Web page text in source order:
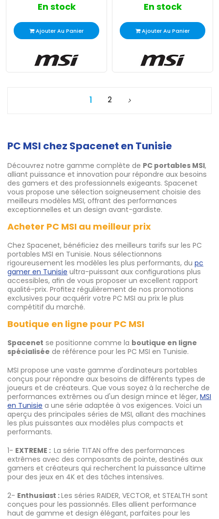
En stock
Ajouter Au Panier
En stock
Ajouter Au Panier
1 2
PC MSI chez Spacenet en Tunisie
Découvrez notre gamme complète de PC portables MSI,
alliant puissance et innovation pour répondre aux besoins
des gamers et des professionnels exigeants. Spacenet
vous propose une sélection soigneusement choisie des
meilleurs modèles MSI, offrant des performances
exceptionnelles et un design avant-gardiste.
Acheter PC MSI au meilleur prix
Chez Spacenet, bénéficiez des meilleurs tarifs sur les PC
portables MSI en Tunisie. Nous sélectionnons
rigoureusement les modèles les plus performants, du pc
gamer en Tunisie ultra-puissant aux configurations plus
accessibles, afin de vous proposer un excellent rapport
qualité-prix. Profitez régulièrement de nos promotions
exclusives pour acquérir votre PC MSI au prix le plus
compétitif du marché.
Boutique en ligne pour PC MSI
Spacenet se positionne comme la boutique en ligne
spécialisée de référence pour les PC MSI en Tunisie.
MSI propose une vaste gamme d'ordinateurs portables
conçus pour répondre aux besoins de différents types de
joueurs et de créateurs. Que vous soyez à la recherche de
performances extrêmes ou d'un design mince et léger, MSI
en Tunisie a une série adaptée à vos exigences. Voici un
aperçu des principales séries de MSI, allant des machines
les plus puissantes aux modèles plus compacts et
performants.
1- EXTREME : La série TITAN offre des performances
extrêmes avec des composants de pointe, destinés aux
gamers et créateurs qui recherchent la puissance ultime
pour des jeux en 4K et des tâches intensives.
2- Enthusiast :Les séries RAIDER, VECTOR, et STEALTH sont
conçues pour les passionnés. Elles allient performance
haut de gamme et design élégant, parfaites pour les